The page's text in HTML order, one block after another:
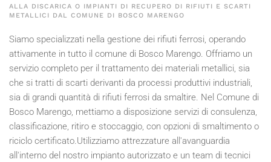
ALLA DISCARICA O IMPIANTI DI RECUPERO DI RIFIUTI E SCARTI
METALLICI DAL COMUNE DI BOSCO MARENGO
Siamo specializzati nella gestione dei rifiuti ferrosi, operando
attivamente in tutto il comune di Bosco Marengo. Offriamo un
servizio completo per il trattamento dei materiali metallici, sia
che si tratti di scarti derivanti da processi produttivi industriali,
sia di grandi quantità di rifiuti ferrosi da smaltire. Nel Comune di
Bosco Marengo, mettiamo a disposizione servizi di consulenza,
classificazione, ritiro e stoccaggio, con opzioni di smaltimento o
riciclo certificato.Utilizziamo attrezzature all'avanguardia
all'interno del nostro impianto autorizzato e un team di tecnici